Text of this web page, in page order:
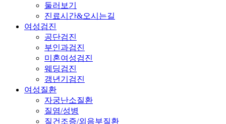
둘러보기
진료시간&오시는길
여성검진
공단검진
부인과검진
미혼여성검진
웨딩검진
갱년기검진
여성질환
자궁난소질환
질염/성병
질건조증/외음부질환